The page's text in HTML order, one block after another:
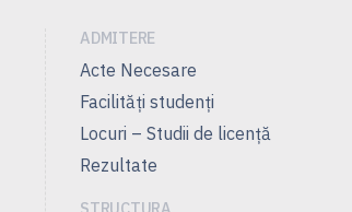
ADMITERE
Acte Necesare
Facilităţi studenţi
Locuri – Studii de licenţă
Rezultate